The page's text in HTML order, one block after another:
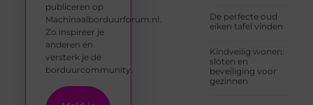
De perfecte oud
eiken tafel vinden
Kindveilig wonen:
sloten en
beveiliging voor
gezinnen
publiceren op
Machinaalborduurforum.nl.
Zo inspireer je
anderen én
versterk je de
borduurcommunity.